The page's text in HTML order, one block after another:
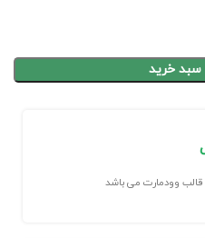
سبد خرید
قالب وودمارت می باشد